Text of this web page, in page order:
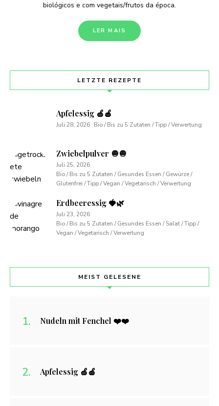
biológicos e com vegetais/frutos da época.
LER MAIS
LETZTE REZEPTE
Apfelessig 🍏🍎
Juli 28, 2026 Bio / Bis zu 5 Zutaten / Tipp / Verwertung
Zwiebelpulver 🧅🧅
Juli 25, 2026
Bio / Bis zu 5 Zutaten / Gesundes Essen / Gewürze /
Glutenfrei / Tipp / Vegan / Vegetarisch / Verwertung
Erdbeeressig 🍓🌿
Juli 23, 2026
Bio / Bis zu 5 Zutaten / Gesundes Essen / Salat / Tipp /
Vegan / Vegetarisch / Verwertung
MEIST GELESENE
Nudeln mit Fenchel ❤️❤️
Apfelessig 🍏🍎